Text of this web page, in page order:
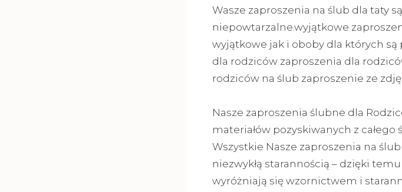
Wasze zaproszenia na ślub dla taty
niepowtarzalne.wyjątkowe
wyjątkowe jak i oboby dla których
dla rodziców zaproszenia dla
rodziców na ślub zaproszenie ze
Nasze zaproszenia ślubne dla
materiałów pozyskiwanych z całego
Wszystkie Nasze zaproszenia na
niezwykłą starannością – dzięki
wyróżniają się wzornictwem i